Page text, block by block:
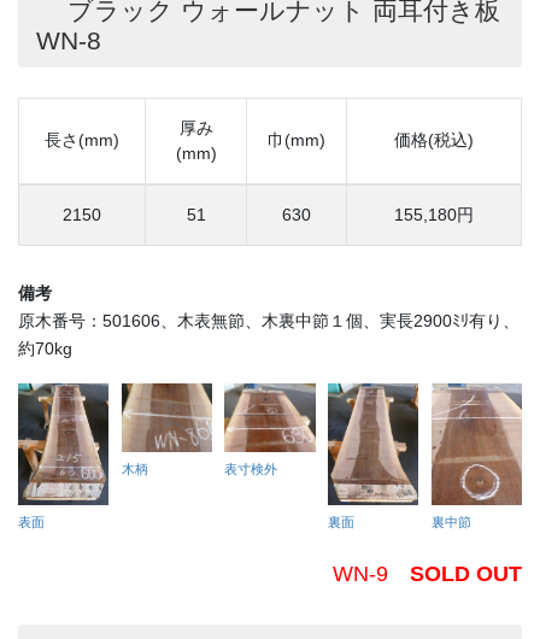
ブラック ウォールナット 両耳付き板
WN-8
長さ(mm)
厚み
(mm)
巾(mm) 価格(税込)
2150 51 630 155,180円
備考
原木番号：501606、木表無節、木裏中節１個、実長2900ﾐﾘ有り、
約70kg
表面
木柄 表寸検外
裏面 裏中節
WN-9 SOLD OUT